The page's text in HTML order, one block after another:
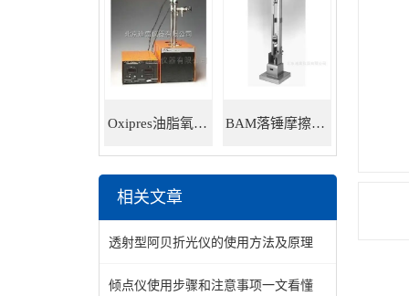
Oxipres油脂氧化稳定性仪 BAM落锤摩擦感度仪
相关文章
透射型阿贝折光仪的使用方法及原理
倾点仪使用步骤和注意事项一文看懂